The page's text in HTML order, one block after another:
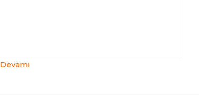
adeta bir “mürûcü’z-zeheb’tir, altın saçılmış
Devamı